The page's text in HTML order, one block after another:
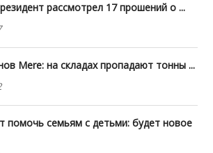
рассмотрел 17 прошений о ...
Mere: на складах пропадают тонны ...
помочь семьям с детьми: будет новое